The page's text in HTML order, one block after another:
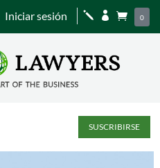
Iniciar sesión j   0
SUSCRIBIRSE